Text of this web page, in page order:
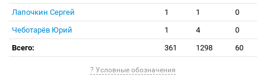
Лапочкин Сергей
1 1
0
Чеботарёв Юрий
1 4
0
Всего:
361 1298 60
? Условные обозначения